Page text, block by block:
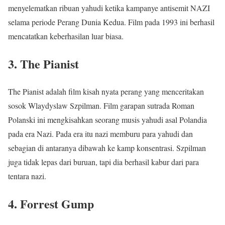
menyelematkan ribuan yahudi ketika kampanye antisemit NAZI
selama periode Perang Dunia Kedua. Film pada 1993 ini berhasil
mencatatkan keberhasilan luar biasa.
3. The Pianist
The Pianist adalah film kisah nyata perang yang menceritakan
sosok Wlaydyslaw Szpilman. Film garapan sutrada Roman
Polanski ini mengkisahkan seorang musis yahudi asal Polandia
pada era Nazi. Pada era itu nazi memburu para yahudi dan
sebagian di antaranya dibawah ke kamp konsentrasi. Szpilman
juga tidak lepas dari buruan, tapi dia berhasil kabur dari para
tentara nazi.
4. Forrest Gump